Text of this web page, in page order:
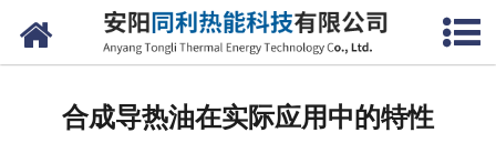
网站首页
合成导热油在实际应用中的特性